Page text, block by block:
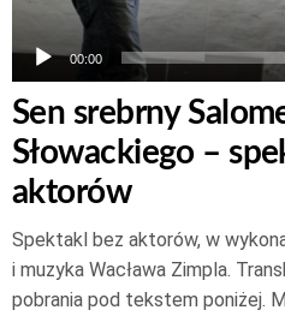
00:00
Sen srebrny
Słowackiego –
aktorów
Spektakl bez aktorów, w
i muzyka Wacława Zimpla.
pobrania pod tekstem poniżej.